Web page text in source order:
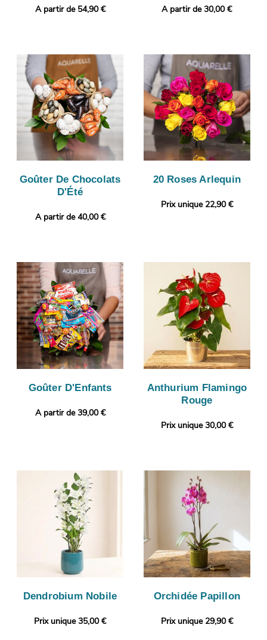
A partir de 54,90 € A partir de 30,00 €
Goûter De Chocolats
D'Été
A partir de 40,00 €
20 Roses Arlequin
Prix unique 22,90 €
Goûter D'Enfants
A partir de 39,00 €
Anthurium Flamingo
Rouge
Prix unique 30,00 €
Dendrobium Nobile
Prix unique 35,00 €
Orchidée Papillon
Prix unique 29,90 €